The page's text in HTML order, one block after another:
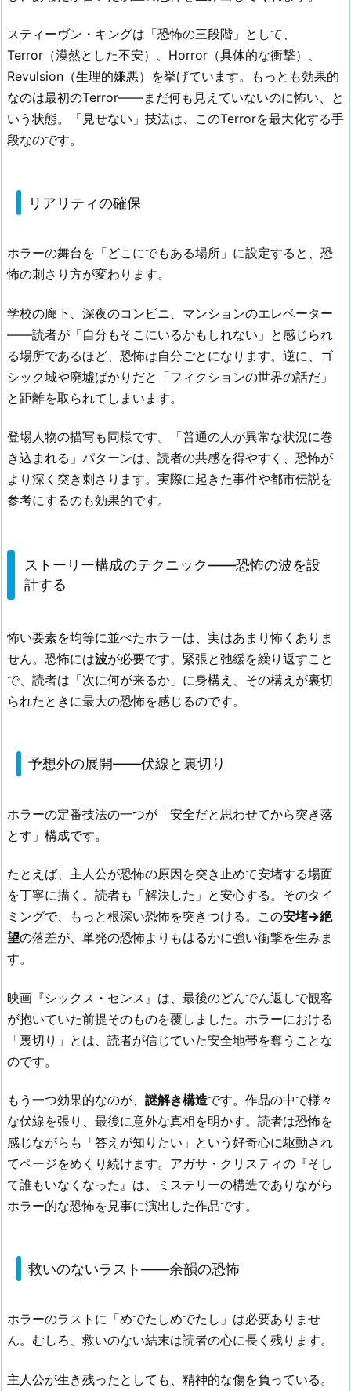
スティーヴン・キングは「恐怖の三段階」として、
Terror（漠然とした不安）、Horror（具体的な衝撃）、
Revulsion（生理的嫌悪）を挙げています。もっとも効果的
なのは最初のTerror――まだ何も見えていないのに怖い、と
いう状態。「見せない」技法は、このTerrorを最大化する手
段なのです。
リアリティの確保
ホラーの舞台を「どこにでもある場所」に設定すると、恐
怖の刺さり方が変わります。
学校の廊下、深夜のコンビニ、マンションのエレベーター
——読者が「自分もそこにいるかもしれない」と感じられ
る場所であるほど、恐怖は自分ごとになります。逆に、ゴ
シック城や廃墟ばかりだと「フィクションの世界の話だ」
と距離を取られてしまいます。
登場人物の描写も同様です。「普通の人が異常な状況に巻
き込まれる」パターンは、読者の共感を得やすく、恐怖が
より深く突き刺さります。実際に起きた事件や都市伝説を
参考にするのも効果的です。
ストーリー構成のテクニック——恐怖の波を設
計する
怖い要素を均等に並べたホラーは、実はあまり怖くありま
せん。恐怖には波が必要です。緊張と弛緩を繰り返すこと
で、読者は「次に何が来るか」に身構え、その構えが裏切
られたときに最大の恐怖を感じるのです。
予想外の展開——伏線と裏切り
ホラーの定番技法の一つが「安全だと思わせてから突き落
とす」構成です。
たとえば、主人公が恐怖の原因を突き止めて安堵する場面
を丁寧に描く。読者も「解決した」と安心する。そのタイ
ミングで、もっと根深い恐怖を突きつける。この安堵→絶
望の落差が、単発の恐怖よりもはるかに強い衝撃を生みま
す。
映画『シックス・センス』は、最後のどんでん返しで観客
が抱いていた前提そのものを覆しました。ホラーにおける
「裏切り」とは、読者が信じていた安全地帯を奪うことな
のです。
もう一つ効果的なのが、 謎解き構造です。作品の中で様々
な伏線を張り、最後に意外な真相を明かす。読者は恐怖を
感じながらも「答えが知りたい」という好奇心に駆動され
てページをめくり続けます。アガサ・クリスティの『そし
て誰もいなくなった』は、ミステリーの構造でありながら
ホラー的な恐怖を見事に演出した作品です。
救いのないラスト——余韻の恐怖
ホラーのラストに「めでたしめでたし」は必要ありませ
ん。むしろ、救いのない結末は読者の心に長く残ります。
主人公が生き残ったとしても、精神的な傷を負っている。